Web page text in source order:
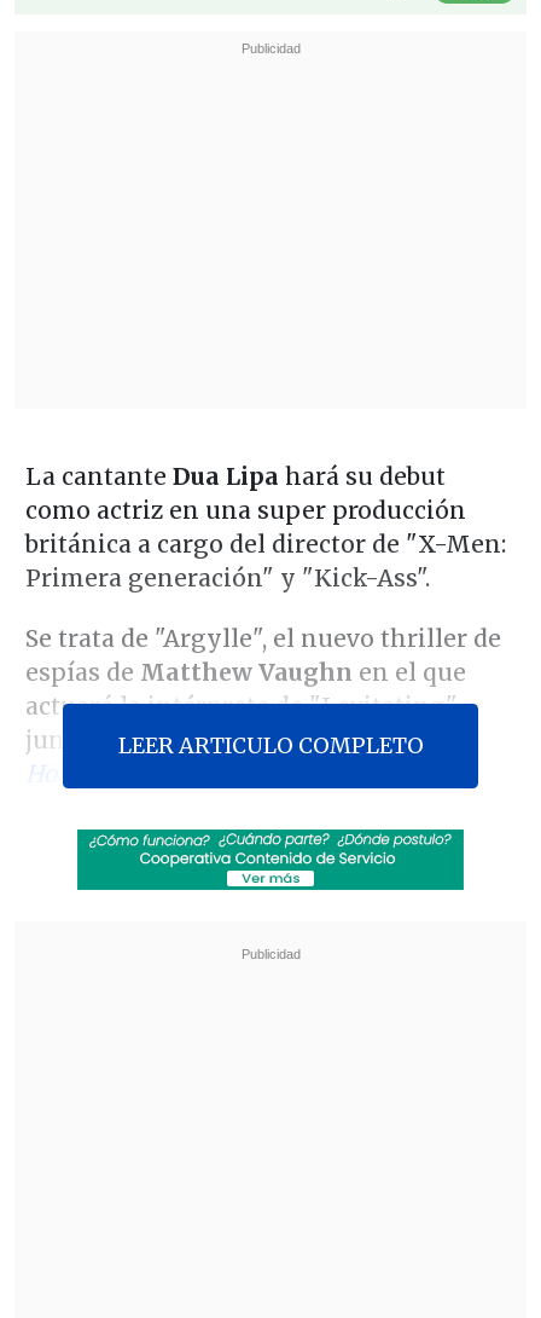
La cantante Dua Lipa hará su debut
como actriz en una super producción
británica a cargo del director de "X-Men:
Primera generación" y "Kick-Ass".
Se trata de "Argylle", el nuevo thriller de
espías de Matthew Vaughn en el que
actuará la intérprete de "Levitating"
junto a un elenco de lujo. SegúnThe
Hollywood Reporter
Howard, Catherine O'Hara, Samuel L.
Jackson, Henry Cavill y Sam Rockwell
LEER ARTICULO COMPLETO